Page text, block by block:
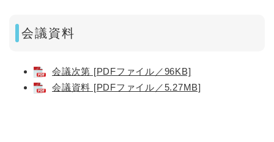
会議資料
会議次第 [PDFファイル／96KB]
会議資料 [PDFファイル／5.27MB]